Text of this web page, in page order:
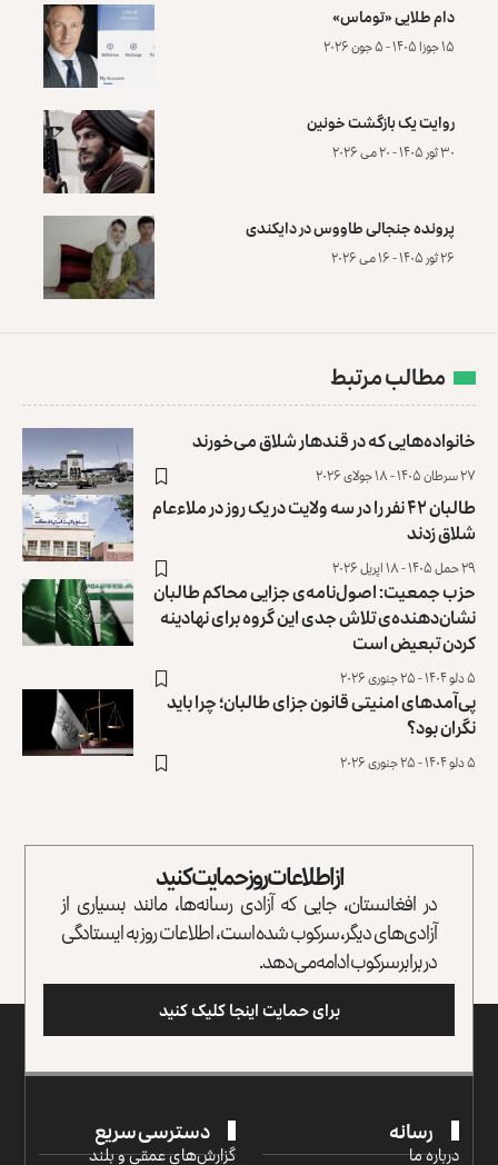
دام طلایی «توماس»
۱۵ جوزا ۱۴۰۵ - ۵ جون ۲۰۲۶
روایت یک بازگشت خونین
۳۰ ثور ۱۴۰۵ - ۲۰ می ۲۰۲۶
پرونده‌ جنجالی طاووس در دایکندی
۲۶ ثور ۱۴۰۵ - ۱۶ می ۲۰۲۶
مطالب مرتبط
خانواده‌هایی که در قندهار شلاق می‌خورند
۲۷ سرطان ۱۴۰۵ - ۱۸ جولای ۲۰۲۶
طالبان ۴۲ نفر را در سه ولایت در یک روز در ملاءعام
شلاق زدند
۲۹ حمل ۱۴۰۵ - ۱۸ اپریل ۲۰۲۶
حزب جمعیت: اصول‌نامه‌ی جزایی محاکم طالبان
نشان‌دهنده‌ی تلاش جدی این گروه برای نهادینه
کردن تبعیض است
۵ دلو ۱۴۰۴ - ۲۵ جنوری ۲۰۲۶
پی‌آمدهای امنیتی قانون جزای طالبان؛ چرا باید
نگران بود؟
۵ دلو ۱۴۰۴ - ۲۵ جنوری ۲۰۲۶
از اطلاعات روز حمایت کنید
در افغانستان، جایی که آزادی رسانه‌ها، مانند بسیاری از
آزادی‌های دیگر، سرکوب شده است، اطلاعات روز به ایستادگی
در برابر سرکوب ادامه می‌دهد.
برای حمایت اینجا کلیک کنید
رسانه
درباره ما
دسترسی سریع
گزارش‌‌های عمقی و بلند